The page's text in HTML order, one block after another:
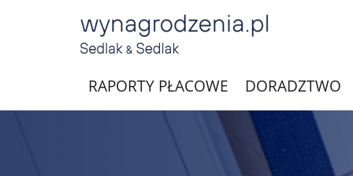
RAPORTY PŁACOWE DORADZTWO